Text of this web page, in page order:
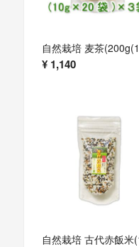
¥ 1,140